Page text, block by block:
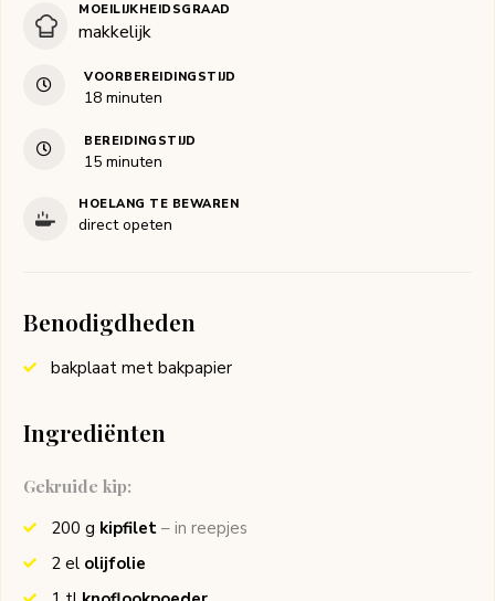
MOEILIJKHEIDSGRAAD
makkelijk
VOORBEREIDINGSTIJD
18minuten
minuten
BEREIDINGSTIJD
15minuten
minuten
HOELANG TE BEWAREN
direct opeten
Benodigdheden
bakplaat met bakpapier
Ingrediënten
Gekruide kip:
200 g kipfilet – in reepjes
2 el olijfolie